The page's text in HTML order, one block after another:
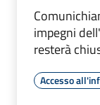
impegni
resterà
Accesso